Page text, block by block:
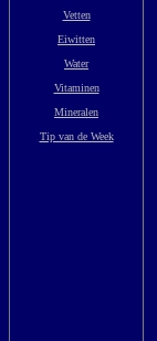
Vetten
Eiwitten
Water
Vitaminen
Mineralen
Tip van de Week